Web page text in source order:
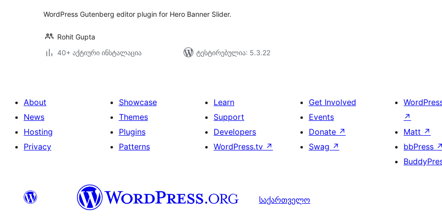
WordPress Gutenberg editor plugin for Hero Banner Slider.
Rohit Gupta
40+ აქტიური ინსტალაცია
ტესტირებულია: 5.3.22
About
News
Hosting
Privacy
Showcase
Themes
Plugins
Patterns
Learn
Support
Developers
WordPress.tv ↗
Get Involved
Events
Donate ↗
Swag ↗
↗
Matt ↗
bbPress ↗
საქართველო